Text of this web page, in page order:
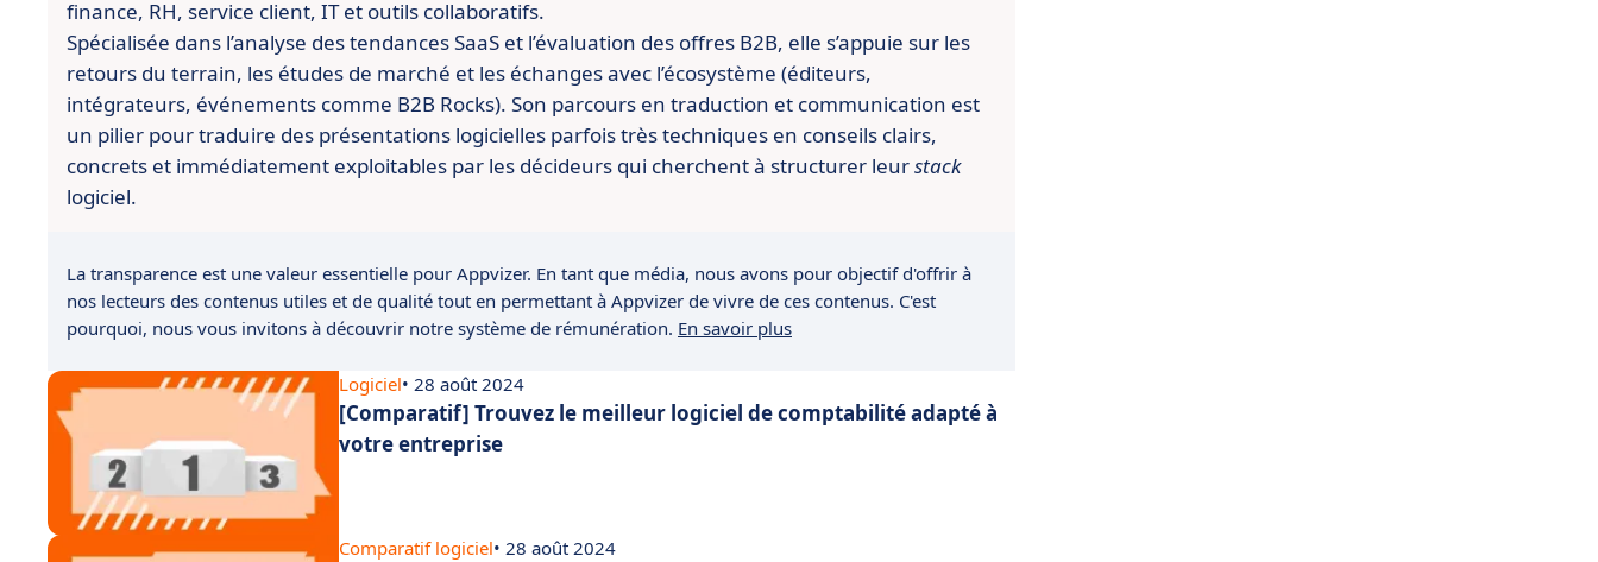
finance, RH, service client, IT et outils collaboratifs.
Spécialisée dans l’analyse des tendances SaaS et l’évaluation des offres B2B, elle s’appuie sur les
retours du terrain, les études de marché et les échanges avec l’écosystème (éditeurs,
intégrateurs, événements comme B2B Rocks). Son parcours en traduction et communication est
un pilier pour traduire des présentations logicielles parfois très techniques en conseils clairs,
concrets et immédiatement exploitables par les décideurs qui cherchent à structurer leurstack
logiciel.
La transparence est une valeur essentielle pour Appvizer. En tant que média, nous avons pour objectif d'offrir à
nos lecteurs des contenus utiles et de qualité tout en permettant à Appvizer de vivre de ces contenus. C'est
pourquoi, nous vous invitons à découvrir notre système de rémunération. En savoir plus
Logiciel• 28 août 2024
[Comparatif] Trouvez le meilleur logiciel de comptabilité adapté à
votre entreprise
Comparatif logiciel• 28 août 2024